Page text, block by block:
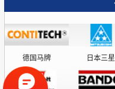
德国马牌 日本三星